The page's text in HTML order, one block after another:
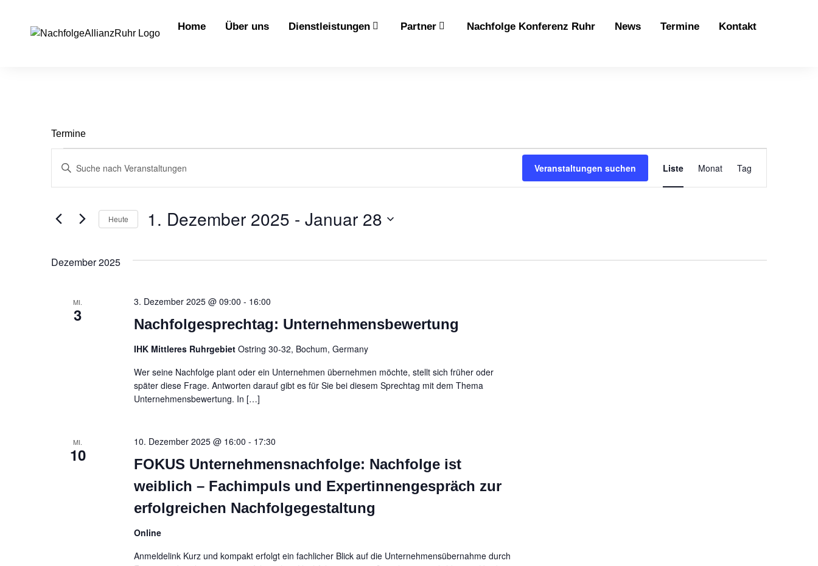
Home Über uns Dienstleistungen Partner Nachfolge Konferenz Ruhr News Termine Kontakt
Termine
Veranstaltungen
Suche
Ansichten,
Schlüsselwort
Suche
Veranstaltungen
Schlüsselwort.
Veranstaltungen suchen
Ansichten-
Liste Monat Tag
Heute 1. Dezember 2025 - Januar 28
Dezember 2025
MI.
3 Nachfolgesprechtag: Unternehmensbewertung
3. Dezember 2025 @ 09:00 - 16:00
IHK Mittleres Ruhrgebiet Ostring 30-32, Bochum, Germany
Wer seine Nachfolge plant oder ein Unternehmen übernehmen möchte, stellt sich früher oder
später diese Frage. Antworten darauf gibt es für Sie bei diesem Sprechtag mit dem Thema
Unternehmensbewertung. In […]
MI.
10
FOKUS Unternehmensnachfolge: Nachfolge ist
weiblich – Fachimpuls und Expertinnengespräch zur
erfolgreichen Nachfolgegestaltung
10. Dezember 2025 @ 16:00 - 17:30
Online
Anmeldelink Kurz und kompakt erfolgt ein fachlicher Blick auf die Unternehmensübernahme durch